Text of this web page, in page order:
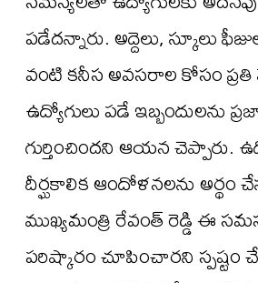
ప‌డేద‌న్నారు. అద్దెలు, స్కూలు
వంటి కనీస అవసరాల కోసం
ఉద్యోగులు పడే ఇబ్బందుల‌ను
గుర్తించిందని ఆయన చెప్పారు.
దీర్ఘకాలిక ఆందోళనలను అర్థం
ముఖ్యమంత్రి రేవంత్ రెడ్డి ఈ
పరిష్కారం చూపించారని స్పష్టం